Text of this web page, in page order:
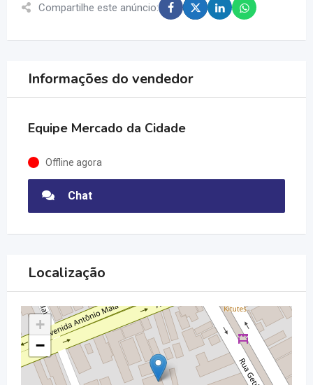
Compartilhe este anúncio:
Informações do vendedor
Equipe Mercado da Cidade
Offline agora
Chat
Localização
+
−